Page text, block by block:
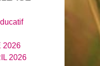
2026
2026